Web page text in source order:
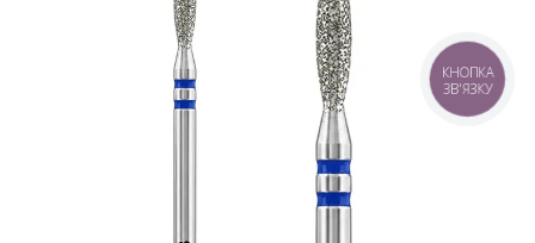
КНОПКА
ЗВ'ЯЗКУ